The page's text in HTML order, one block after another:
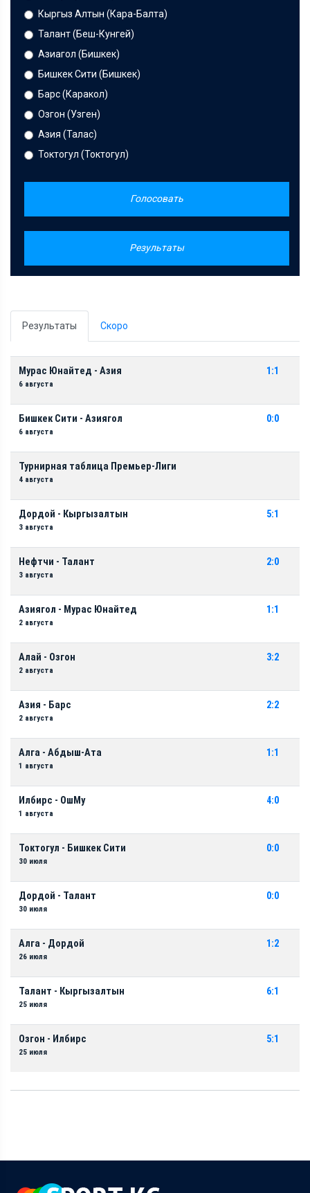
Кыргыз Алтын (Кара-Балта)
Талант (Беш-Кунгей)
Азиагол (Бишкек)
Бишкек Сити (Бишкек)
Барс (Каракол)
Озгон (Узген)
Азия (Талас)
Токтогул (Токтогул)
Голосовать
Результаты
Результаты Скоро
Мурас Юнайтед - Азия
6 августа
1:1
Бишкек Сити - Азиягол
6 августа
0:0
Турнирная таблица Премьер-Лиги
4 августа
Дордой - Кыргызалтын
3 августа
5:1
Нефтчи - Талант
3 августа
2:0
Азиягол - Мурас Юнайтед
2 августа
1:1
Алай - Озгон
2 августа
3:2
Азия - Барс
2 августа
2:2
Алга - Абдыш-Ата
1 августа
1:1
Илбирс - ОшМу
1 августа
4:0
Токтогул - Бишкек Сити
30 июля
0:0
Дордой - Талант
30 июля
0:0
Алга - Дордой
26 июля
1:2
Талант - Кыргызалтын
25 июля
6:1
Озгон - Илбирс
25 июля
5:1